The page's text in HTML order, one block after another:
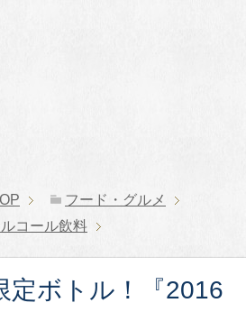
フード・グルメ
コール飲料
定ボトル！『2016